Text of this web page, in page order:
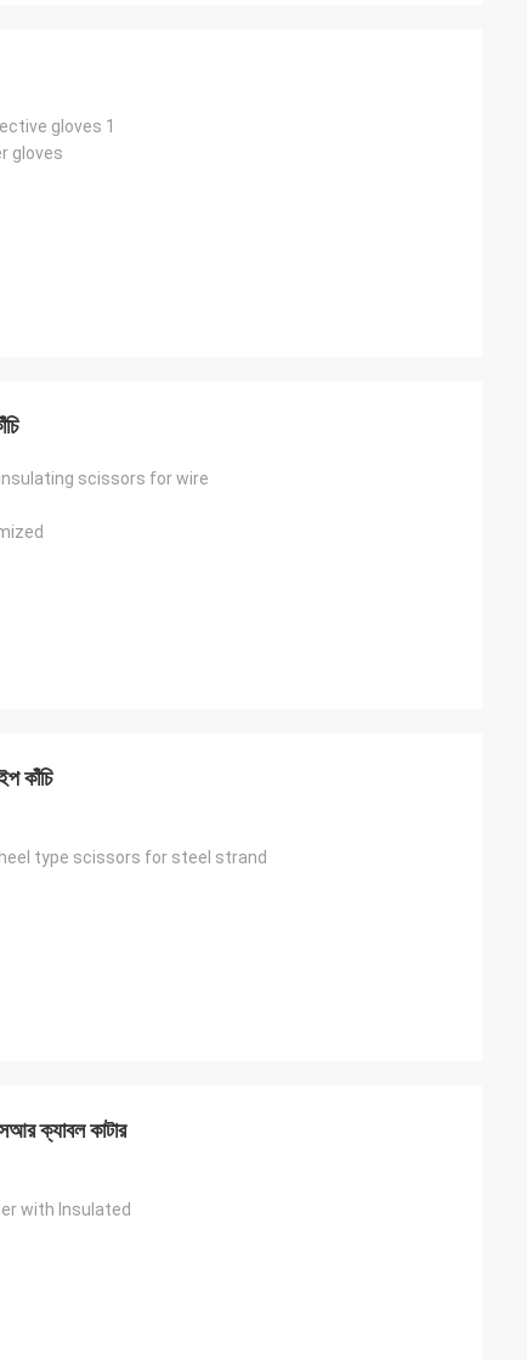
gloves 1
gloves
scissors for wire
কাঁচি
type scissors for steel strand
ক্যাবল কাটার
with Insulated